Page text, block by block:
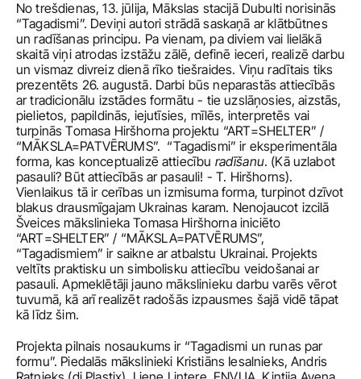
Kontakti
ENG
No trešdienas, 13. jūlija, Mākslas stacijā Dubulti norisinās
“Tagadismi”. Deviņi autori strādā saskaņā ar klātbūtnes
un radīšanas principu. Pa vienam, pa diviem vai lielākā
skaitā viņi atrodas izstāžu zālē, definē ieceri, realizē darbu
un vismaz divreiz dienā rīko tiešraides. Viņu radītais tiks
prezentēts 26. augustā. Darbi būs neparastās attiecībās
ar tradicionālu izstādes formātu - tie uzslāņosies, aizstās,
pielietos, papildinās, iejutīsies, mīlēs, interpretēs vai
turpinās Tomasa Hiršhorna projektu “ART=SHELTER” /
“MĀKSLA=PATVĒRUMS”.  “Tagadismi” ir eksperimentāla
forma, kas konceptualizē attiecību radīšanu. (Kā uzlabot
pasauli? Būt attiecībās ar pasauli! - T. Hiršhorns).
Vienlaikus tā ir cerības un izmisuma forma, turpinot dzīvot
blakus drausmīgajam Ukrainas karam. Nenojaucot izcilā
Šveices mākslinieka Tomasa Hiršhorna iniciēto
“ART=SHELTER” / “MĀKSLA=PATVĒRUMS”,
“Tagadismiem” ir saikne ar atbalstu Ukrainai. Projekts
veltīts praktisku un simbolisku attiecību veidošanai ar
pasauli. Apmeklētāji jauno mākslinieku darbu varēs vērot
tuvumā, kā arī realizēt radošās izpausmes šajā vidē tāpat
kā līdz šim.
Projekta pilnais nosaukums ir “Tagadismi un runas par
formu”. Piedalās mākslinieki Kristiāns Iesalnieks, Andris